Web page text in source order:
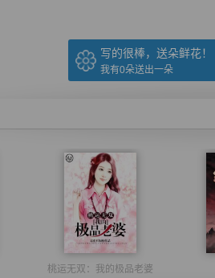
写的很棒，送朵鲜花！
我有0朵送出一朵
桃运无双：我的极品老婆